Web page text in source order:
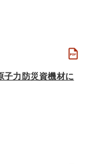
子力防災資機材に